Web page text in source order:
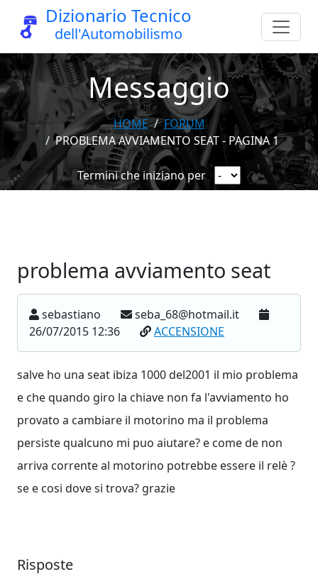
Dizionario Tecnico
dell'Automobilismo
Messaggio
HOME
FORUM
PROBLEMA AVVIAMENTO SEAT - PAGINA 1
Termini che iniziano per
problema avviamento seat
sebastiano
seba_68@hotmail.it
26/07/2015 12:36
ACCENSIONE
salve ho una seat ibiza 1000 del2001 il mio problema
e che quando giro la chiave non fa l'avviamento ho
provato a cambiare il motorino ma il problema
persiste qualcuno mi puo aiutare? e come de non
arriva corrente al motorino potrebbe essere il relè ?
se e cosi dove si trova? grazie
Risposte